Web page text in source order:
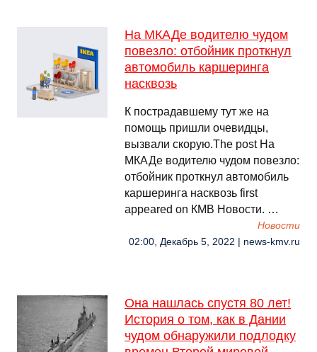
На МКАДе водителю чудом
повезло: отбойник проткнул
автомобиль каршеринга
насквозь
К пострадавшему тут же на
помощь пришли очевидцы,
вызвали скорую.The post На
МКАДе водителю чудом повезло:
отбойник проткнул автомобиль
каршеринга насквозь first
appeared on КМВ Новости. …
Новости
02:00, Декабрь 5, 2022 | news-kmv.ru
Она нашлась спустя 80 лет!
История о том, как в Дании
чудом обнаружили подлодку